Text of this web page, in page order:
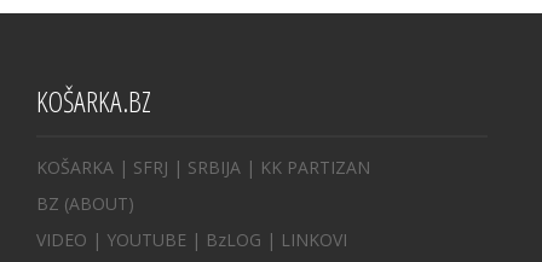
KOŠARKA.BZ
KOŠARKA | SFRJ | SRBIJA | KK PARTIZAN
BZ (ABOUT)
VIDEO | YOUTUBE | BzLOG | LINKOVI